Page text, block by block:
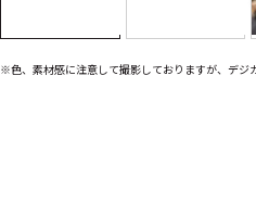
※色、素材感に注意して撮影しておりますが、デジ